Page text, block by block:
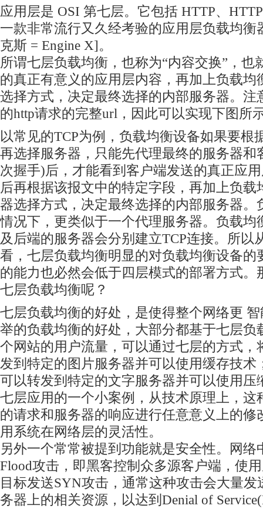
应用层是 OSI 第七层。它包括 HTTP、
一款非常流行又久经考验的应用层负载均衡
克斯 = Engine X]。
所谓七层负载均衡，也称为“内容交换”，也
的真正有意义的应用层内容，再加上负载均
选择方式，决定最终选择的内部服务器。注
的http请求的完整url，因此可以实现下图所
以常见的TCP为例，负载均衡设备如果要根
再选择服务器，只能先代理最终的服务器和
次握手)后，才能看到客户端发送的真正应
后再根据该报文中的特定字段，再加上负载
器选择方式，决定最终选择的内部服务器。
情况下，更类似于一个代理服务器。负载均
及后端的服务器会分别建立TCP连接。所以
看，七层负载均衡明显的对负载均衡设备的
的能力也必然会低于四层模式的部署方式。
七层负载均衡呢？
七层负载均衡的好处，是使得整个网络更
举的负载均衡的好处，大部分都基于七层负
个网站的用户流量，可以通过七层的方式，
发到特定的图片服务器并可以使用缓存技术
可以转发到特定的文字服务器并可以使用压
七层应用的一个小案例，从技术原理上，这
的请求和服务器的响应进行任意意义上的修
用系统在网络层的灵活性。
另外一个常常被提到功能就是安全性。网络
Flood攻击，即黑客控制众多源客户端，使
目标发送SYN攻击，通常这种攻击会大量
务器上的相关资源，以达到Denial of